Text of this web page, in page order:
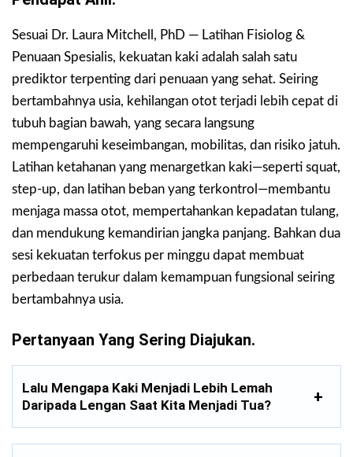
Sesuai Dr. Laura Mitchell, PhD — Latihan Fisiolog &
Penuaan Spesialis, kekuatan kaki adalah salah satu
prediktor terpenting dari penuaan yang sehat. Seiring
bertambahnya usia, kehilangan otot terjadi lebih cepat di
tubuh bagian bawah, yang secara langsung
mempengaruhi keseimbangan, mobilitas, dan risiko jatuh.
Latihan ketahanan yang menargetkan kaki—seperti squat,
step-up, dan latihan beban yang terkontrol—membantu
menjaga massa otot, mempertahankan kepadatan tulang,
dan mendukung kemandirian jangka panjang. Bahkan dua
sesi kekuatan terfokus per minggu dapat membuat
perbedaan terukur dalam kemampuan fungsional seiring
bertambahnya usia.
Pertanyaan Yang Sering Diajukan.
Lalu Mengapa Kaki Menjadi Lebih Lemah
Daripada Lengan Saat Kita Menjadi Tua?